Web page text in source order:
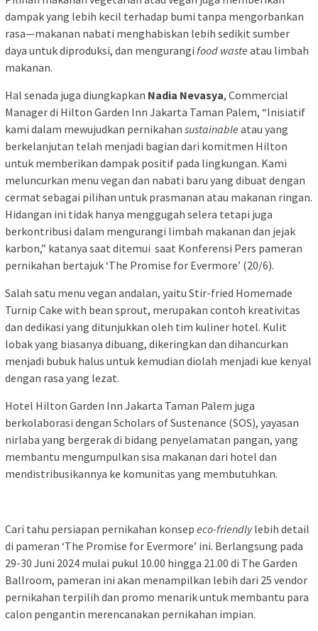
dampak yang lebih kecil terhadap bumi tanpa mengorbankan
rasa—makanan nabati menghabiskan lebih sedikit sumber
daya untuk diproduksi, dan mengurangi food waste atau limbah
makanan.
Hal senada juga diungkapkan Nadia Nevasya, Commercial
Manager di Hilton Garden Inn Jakarta Taman Palem, “Inisiatif
kami dalam mewujudkan pernikahan sustainable atau yang
berkelanjutan telah menjadi bagian dari komitmen Hilton
untuk memberikan dampak positif pada lingkungan. Kami
meluncurkan menu vegan dan nabati baru yang dibuat dengan
cermat sebagai pilihan untuk prasmanan atau makanan ringan.
Hidangan ini tidak hanya menggugah selera tetapi juga
berkontribusi dalam mengurangi limbah makanan dan jejak
karbon,” katanya saat ditemui saat Konferensi Pers pameran
pernikahan bertajuk ‘The Promise for Evermore’ (20/6).
Salah satu menu vegan andalan, yaitu Stir-fried Homemade
Turnip Cake with bean sprout, merupakan contoh kreativitas
dan dedikasi yang ditunjukkan oleh tim kuliner hotel. Kulit
lobak yang biasanya dibuang, dikeringkan dan dihancurkan
menjadi bubuk halus untuk kemudian diolah menjadi kue kenyal
dengan rasa yang lezat.
Hotel Hilton Garden Inn Jakarta Taman Palem juga
berkolaborasi dengan Scholars of Sustenance (SOS), yayasan
nirlaba yang bergerak di bidang penyelamatan pangan, yang
membantu mengumpulkan sisa makanan dari hotel dan
mendistribusikannya ke komunitas yang membutuhkan.
Cari tahu persiapan pernikahan konsep eco-friendlylebih detail
di pameran ‘The Promise for Evermore’ ini. Berlangsung pada
29-30 Juni 2024 mulai pukul 10.00 hingga 21.00 di The Garden
Ballroom, pameran ini akan menampilkan lebih dari 25 vendor
pernikahan terpilih dan promo menarik untuk membantu para
calon pengantin merencanakan pernikahan impian.